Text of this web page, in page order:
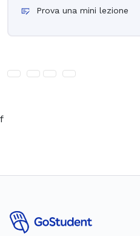
Prova una mini lezione
f